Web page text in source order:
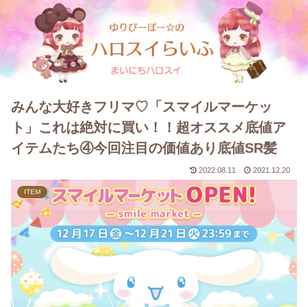
みんな大好きフリマ♡「スマイルマーケッ
ト」これは絶対に買い！！超オススメ底値ア
イテムたち④今回注目の価値あり底値SR髪
2022.08.11 2021.12.20
ITEM